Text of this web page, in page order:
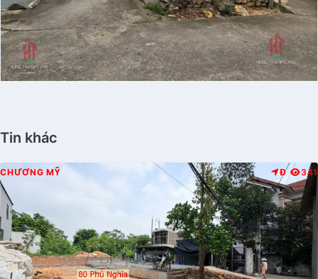
Tin khác
CHƯƠNG MỸ Đ 341